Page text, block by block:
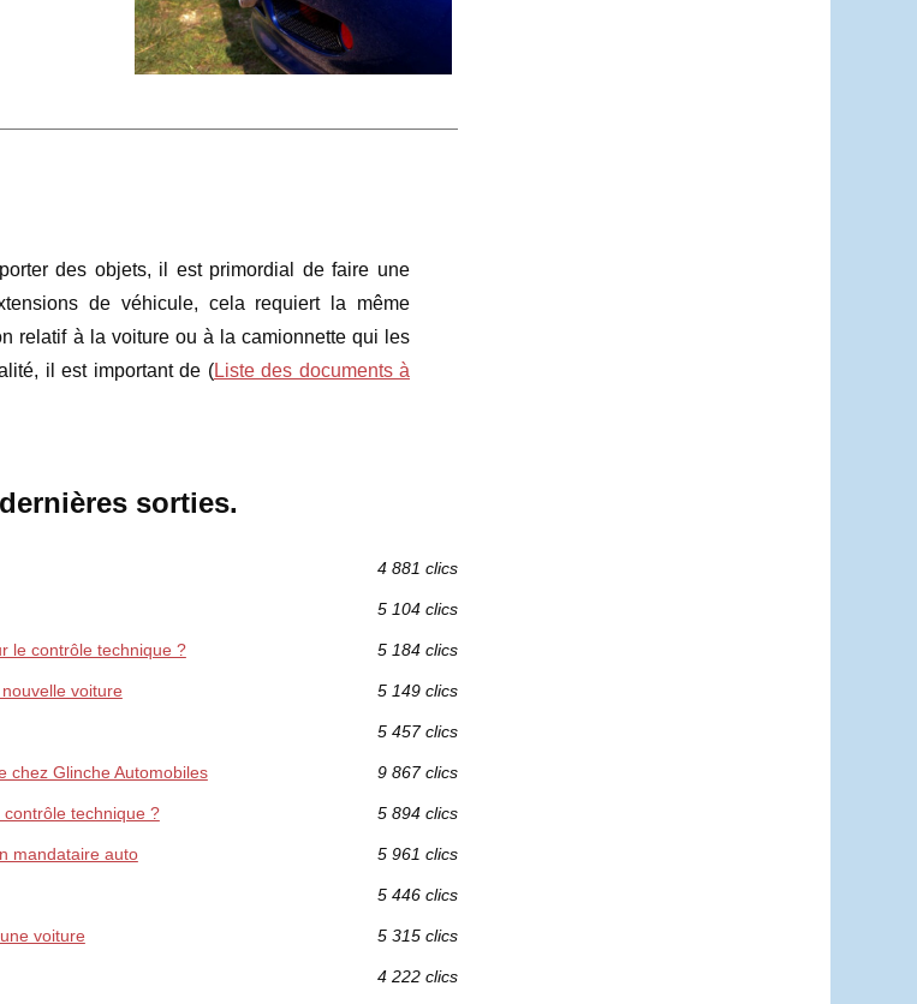
des objets, il est primordial de faire une
de véhicule, cela requiert la même
relatif à la voiture ou à la camionnette qui les
il est important de (Liste des documents à
sorties.
4 881 clics
5 104 clics
le contrôle technique ? 5 184 clics
voiture 5 149 clics
5 457 clics
chez Glinche Automobiles 9 867 clics
technique ? 5 894 clics
mandataire auto 5 961 clics
5 446 clics
voiture 5 315 clics
4 222 clics